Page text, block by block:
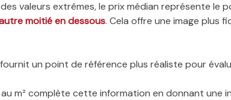
valeurs extrêmes, le prix médian représente le
moitié en dessous. Cela offre une image plus
un point de référence plus réaliste pour
m² complète cette information en donnant une